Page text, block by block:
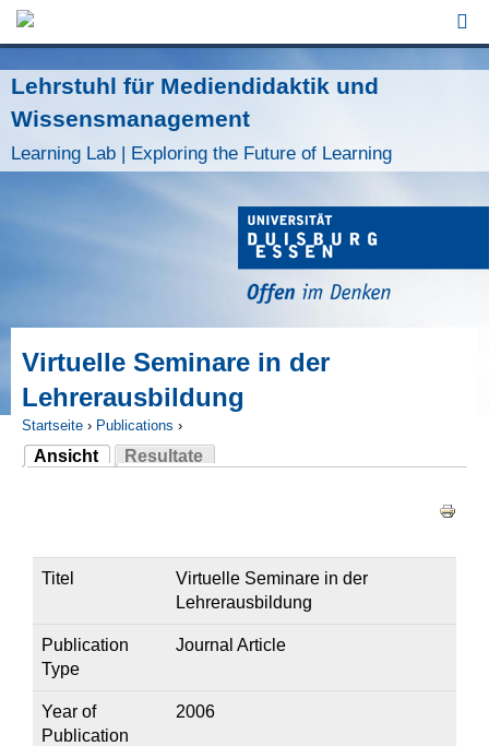
Jump to Navigation
Lehrstuhl für Mediendidaktik und
Wissensmanagement
Learning Lab | Exploring the Future of Learning
Virtuelle Seminare in der
Lehrerausbildung
Sie sind hier
Startseite › Publications ›
Ansicht
(aktiver Reiter)
Resultate
Titel
Virtuelle Seminare in der
Lehrerausbildung
Publication
Type
Journal Article
Year of
Publication
2006